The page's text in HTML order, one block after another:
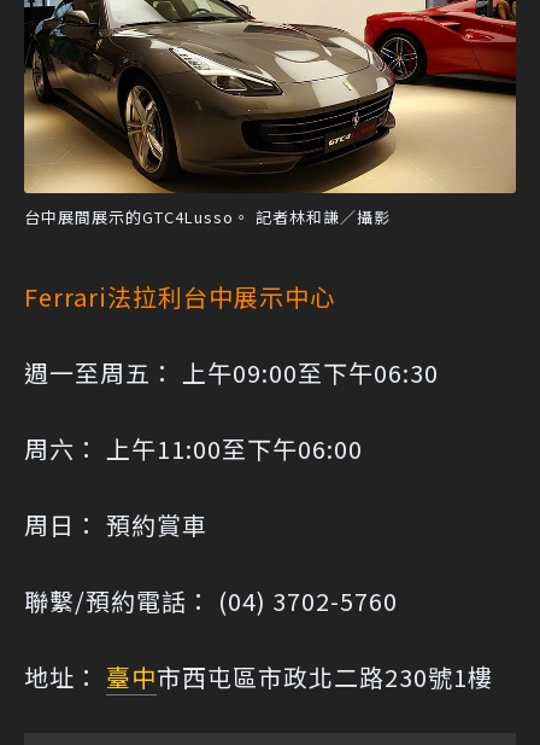
台中展間展示的GTC4Lusso。 記者林和謙／攝影
Ferrari法拉利台中展示中心
週一至周五： 上午09:00至下午06:30
周六： 上午11:00至下午06:00
周日： 預約賞車
聯繫/預約電話： (04) 3702-5760
地址： 臺中市西屯區市政北二路230號1樓